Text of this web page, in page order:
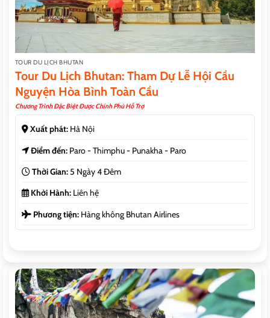
TOUR DU LỊCH BHUTAN
Tour Du Lịch Bhutan: Tham Dự Lễ Hội Cầu
Nguyện Hòa Bình Toàn Cầu
Chương Trình Đặc Biệt Được Chính Phủ Hỗ Trợ
Xuất phát:Hà Nội
Điểm đến:Paro - Thimphu - Punakha - Paro
Thời Gian:5 Ngày 4 Đêm
Khởi Hành:Liên hệ
Phương tiện:Hàng không Bhutan Airlines